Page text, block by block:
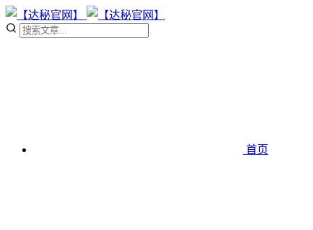
首页